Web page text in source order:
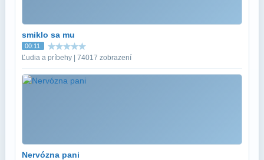
smiklo sa mu
00:11
Ľudia a príbehy | 74017 zobrazení
Nervózna pani